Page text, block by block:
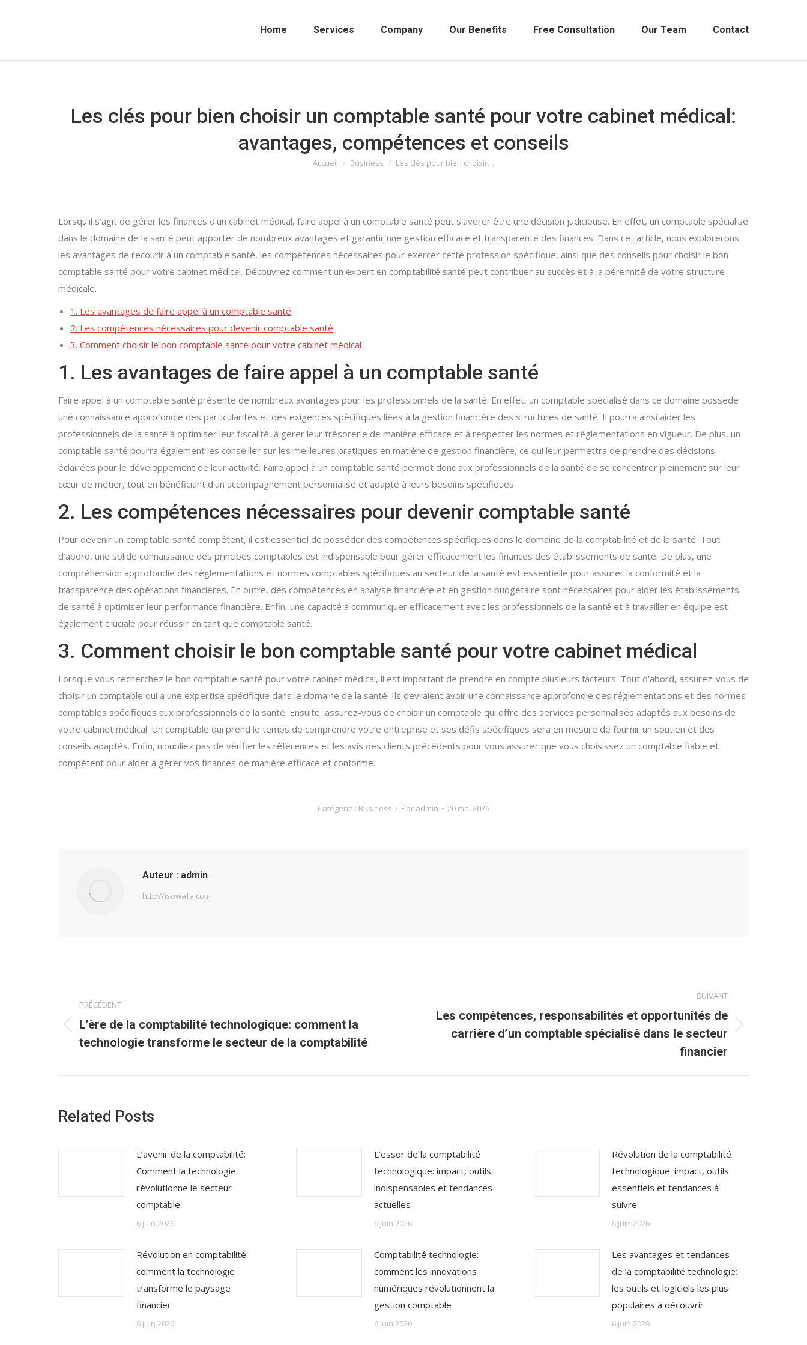
Home Services Company Our Benefits Free Consultation Our Team Contact
Les clés pour bien choisir un comptable santé pour votre cabinet médical:
avantages, compétences et conseils
Vous êtes ici :
Accueil Business Les clés pour bien choisir…
Lorsqu'il s'agit de gérer les finances d'un cabinet médical, faire appel à un comptable santé peut s'avérer être une décision judicieuse. En effet, un comptable spécialisé
dans le domaine de la santé peut apporter de nombreux avantages et garantir une gestion efficace et transparente des finances. Dans cet article, nous explorerons
les avantages de recourir à un comptable santé, les compétences nécessaires pour exercer cette profession spécifique, ainsi que des conseils pour choisir le bon
comptable santé pour votre cabinet médical. Découvrez comment un expert en comptabilité santé peut contribuer au succès et à la pérennité de votre structure
médicale.
1. Les avantages de faire appel à un comptable santé
2. Les compétences nécessaires pour devenir comptable santé
3. Comment choisir le bon comptable santé pour votre cabinet médical
1. Les avantages de faire appel à un comptable santé
Faire appel à un comptable santé présente de nombreux avantages pour les professionnels de la santé. En effet, un comptable spécialisé dans ce domaine possède
une connaissance approfondie des particularités et des exigences spécifiques liées à la gestion financière des structures de santé. Il pourra ainsi aider les
professionnels de la santé à optimiser leur fiscalité, à gérer leur trésorerie de manière efficace et à respecter les normes et réglementations en vigueur. De plus, un
comptable santé pourra également les conseiller sur les meilleures pratiques en matière de gestion financière, ce qui leur permettra de prendre des décisions
éclairées pour le développement de leur activité. Faire appel à un comptable santé permet donc aux professionnels de la santé de se concentrer pleinement sur leur
cœur de métier, tout en bénéficiant d'un accompagnement personnalisé et adapté à leurs besoins spécifiques.
2. Les compétences nécessaires pour devenir comptable santé
Pour devenir un comptable santé compétent, il est essentiel de posséder des compétences spécifiques dans le domaine de la comptabilité et de la santé. Tout
d'abord, une solide connaissance des principes comptables est indispensable pour gérer efficacement les finances des établissements de santé. De plus, une
compréhension approfondie des réglementations et normes comptables spécifiques au secteur de la santé est essentielle pour assurer la conformité et la
transparence des opérations financières. En outre, des compétences en analyse financière et en gestion budgétaire sont nécessaires pour aider les établissements
de santé à optimiser leur performance financière. Enfin, une capacité à communiquer efficacement avec les professionnels de la santé et à travailler en équipe est
également cruciale pour réussir en tant que comptable santé.
3. Comment choisir le bon comptable santé pour votre cabinet médical
Lorsque vous recherchez le bon comptable santé pour votre cabinet médical, il est important de prendre en compte plusieurs facteurs. Tout d'abord, assurez-vous de
choisir un comptable qui a une expertise spécifique dans le domaine de la santé. Ils devraient avoir une connaissance approfondie des réglementations et des normes
comptables spécifiques aux professionnels de la santé. Ensuite, assurez-vous de choisir un comptable qui offre des services personnalisés adaptés aux besoins de
votre cabinet médical. Un comptable qui prend le temps de comprendre votre entreprise et ses défis spécifiques sera en mesure de fournir un soutien et des
conseils adaptés. Enfin, n'oubliez pas de vérifier les références et les avis des clients précédents pour vous assurer que vous choisissez un comptable fiable et
compétent pour aider à gérer vos finances de manière efficace et conforme.
Catégorie : Business Par admin 20 mai 2026
Auteur : admin
http://isowafa.com
article
PRÉCÉDENT
Article
précédent
L’ère de la comptabilité technologique: comment la
technologie transforme le secteur de la comptabilité
SUIVANT
Les compétences, responsabilités et opportunités de
carrière d’un comptable spécialisé dans le secteur
financier
Related Posts
L’avenir de la comptabilité:
Comment la technologie
révolutionne le secteur
comptable
6 juin 2026
L’essor de la comptabilité
technologique: impact, outils
indispensables et tendances
actuelles
6 juin 2026
Révolution de la comptabilité
technologique: impact, outils
essentiels et tendances à
suivre
6 juin 2026
Révolution en comptabilité:
comment la technologie
transforme le paysage
financier
6 juin 2026
Comptabilité technologie:
comment les innovations
numériques révolutionnent la
gestion comptable
6 juin 2026
Les avantages et tendances
de la comptabilité technologie:
les outils et logiciels les plus
populaires à découvrir
6 juin 2026